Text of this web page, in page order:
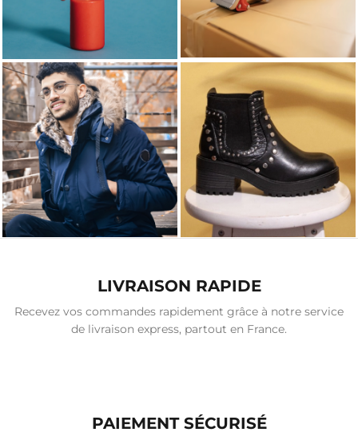
LIVRAISON RAPIDE
Recevez vos commandes rapidement grâce à notre service
de livraison express, partout en France.
PAIEMENT SÉCURISÉ